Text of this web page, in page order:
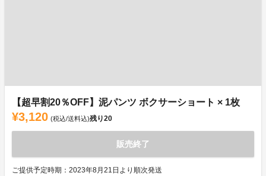
【超早割20％OFF】泥パンツ ボクサーショート × 1枚
¥3,120 (税込/送料込)残り20
販売終了
ご提供予定時期：2023年8月21日より順次発送